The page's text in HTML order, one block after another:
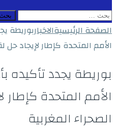
البحث
عن:
الصفحة الرئيسيةالاخباربوريطة
الأمم المتحدة كإطار لإيجاد حل
بوريطة يجدد تأكيده
الأمم المتحدة
الصحراء المغربية